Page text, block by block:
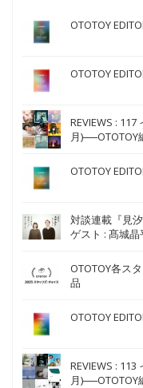
OTOTOY
OTOTOY
REVIEWS : 117 インディ・ポップ〜ロック (2025年10
月
OTOTOY
対談連載『見
ゲスト : 髙城
OTOTOY各ス
品
OTOTOY
REVIEWS : 113 インディ・ポップ〜ロック (2025年10
月